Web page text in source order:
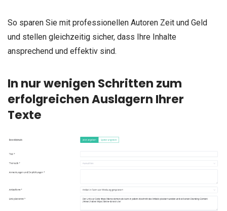
So sparen Sie mit professionellen Autoren Zeit und Geld
und stellen gleichzeitig sicher, dass Ihre Inhalte
ansprechend und effektiv sind.
In nur wenigen Schritten zum
erfolgreichen Auslagern Ihrer
Texte